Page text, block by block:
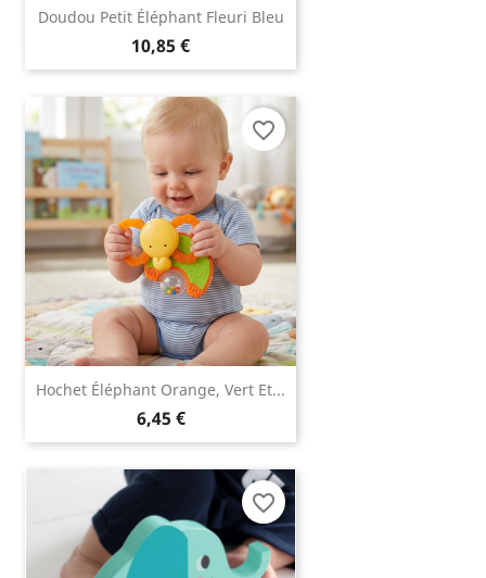
Doudou Petit Éléphant Fleuri Bleu
10,85 €
Hochet Éléphant Orange, Vert Et...
6,45 €
favorite_border
favorite_border